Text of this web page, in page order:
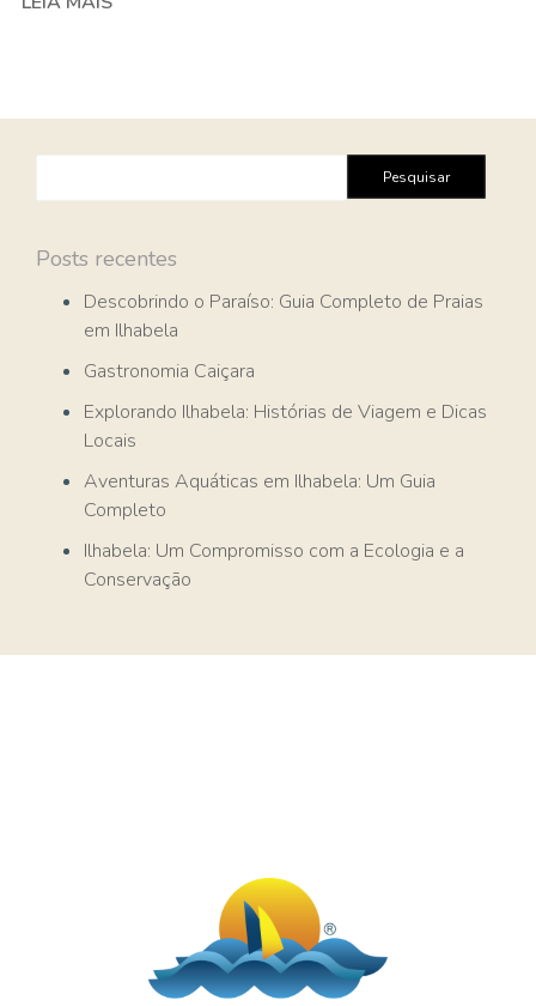
Pesquisar
por:
Posts recentes
Descobrindo o Paraíso: Guia Completo de Praias
em Ilhabela
Gastronomia Caiçara
Explorando Ilhabela: Histórias de Viagem e Dicas
Locais
Aventuras Aquáticas em Ilhabela: Um Guia
Completo
Ilhabela: Um Compromisso com a Ecologia e a
Conservação